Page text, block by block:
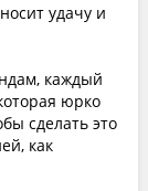
удачу и
каждый
юрко
сделать это
как